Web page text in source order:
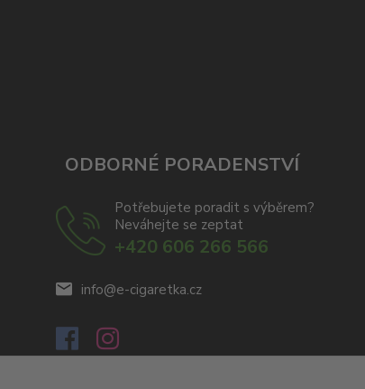
ODBORNÉ PORADENSTVÍ
Potřebujete poradit s výběrem?
Neváhejte se zeptat
+420 606 266 566
info@e-cigaretka.cz